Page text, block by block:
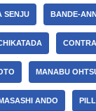
SENJU BANDE-
MANABU
ANDO